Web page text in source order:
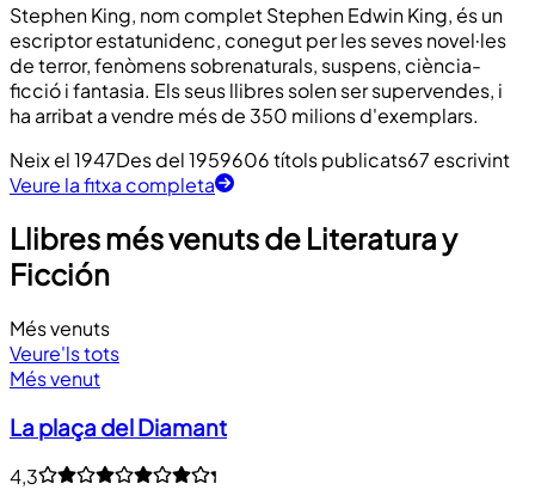
Stephen King, nom complet Stephen Edwin King, és un
escriptor estatunidenc, conegut per les seves novel·les
de terror, fenòmens sobrenaturals, suspens, ciència-
ficció i fantasia. Els seus llibres solen ser supervendes, i
ha arribat a vendre més de 350 milions d'exemplars.
Neix el 1947Des del 1959606 títols publicats67 escrivint
Veure la fitxa completa
Llibres més venuts de Literatura y
Ficción
Més venuts
Veure'ls tots
Més venut
La plaça del Diamant
4,3